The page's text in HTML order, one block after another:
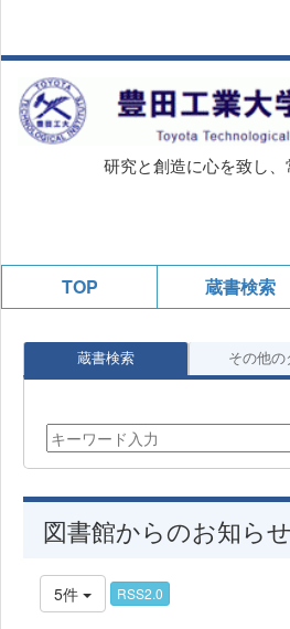
研究と創造に心を致し
TOP 蔵書検索
蔵書検索 その他の
図書館からのお知らせ
5件 RSS2.0